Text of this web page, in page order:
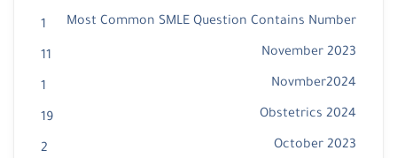
Most Common SMLE Question Contains Number
1
November 2023
11
Novmber2024
1
Obstetrics 2024
19
October 2023
2